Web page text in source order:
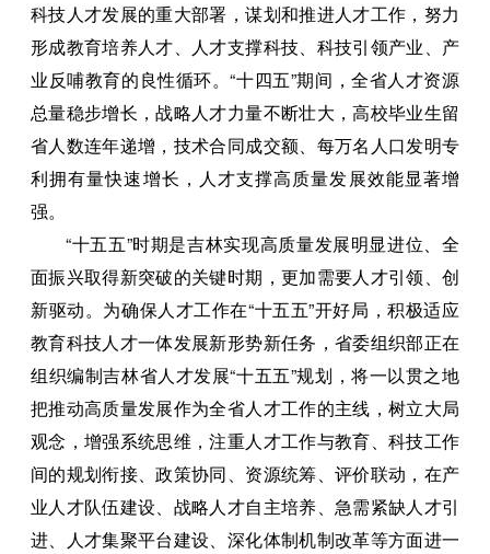
科技人才发展的重大部署，谋划和推进人才工作，努力
形成教育培养人才、人才支撑科技、科技引领产业、产
业反哺教育的良性循环。“十四五”期间，全省人才资源
总量稳步增长，战略人才力量不断壮大，高校毕业生留
省人数连年递增，技术合同成交额、每万名人口发明专
利拥有量快速增长，人才支撑高质量发展效能显著增
强。
“十五五”时期是吉林实现高质量发展明显进位、全
面振兴取得新突破的关键时期，更加需要人才引领、创
新驱动。为确保人才工作在“十五五”开好局，积极适应
教育科技人才一体发展新形势新任务，省委组织部正在
组织编制吉林省人才发展“十五五”规划，将一以贯之地
把推动高质量发展作为全省人才工作的主线，树立大局
观念，增强系统思维，注重人才工作与教育、科技工作
间的规划衔接、政策协同、资源统筹、评价联动，在产
业人才队伍建设、战略人才自主培养、急需紧缺人才引
进、人才集聚平台建设、深化体制机制改革等方面进一